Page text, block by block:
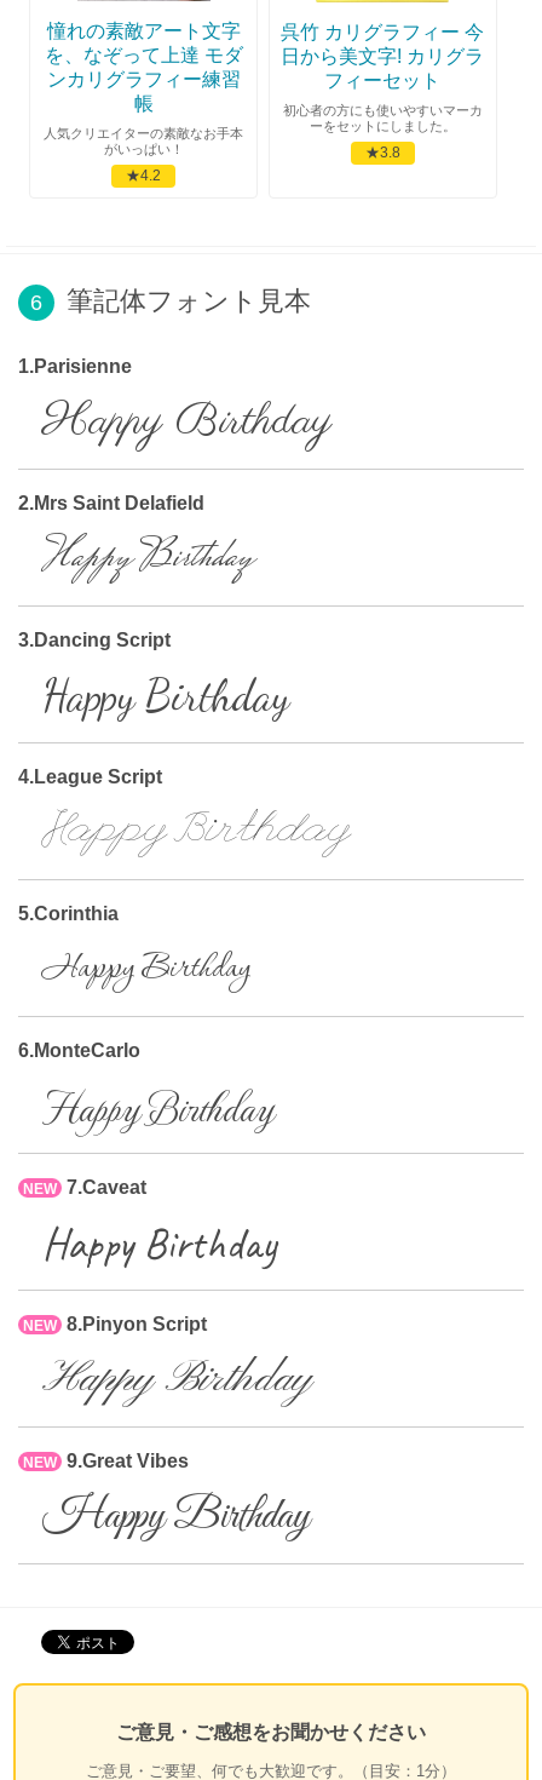
憧れの素敵アート文字
を、なぞって上達 モダ
ンカリグラフィー練習
帳
人気クリエイターの素敵なお手本
がいっぱい！
★4.2
呉竹 カリグラフィー 今
日から美文字! カリグラ
フィーセット
初心者の方にも使いやすいマーカ
ーをセットにしました。
★3.8
6 筆記体フォント見本
1.Parisienne
Happy Birthday
2.Mrs Saint Delafield
Happy Birthday
3.Dancing Script
Happy Birthday
4.League Script
Happy Birthday
5.Corinthia
Happy Birthday
6.MonteCarlo
Happy Birthday
NEW 7.Caveat
Happy Birthday
NEW 8.Pinyon Script
Happy Birthday
NEW 9.Great Vibes
Happy Birthday
ご意見・ご感想をお聞かせください
ご意見・ご要望、何でも大歓迎です。（目安：1分）